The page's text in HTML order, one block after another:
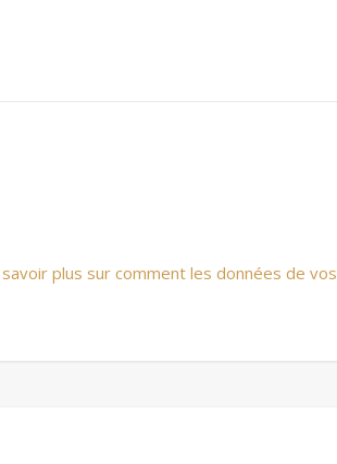
savoir plus sur comment les données de vos